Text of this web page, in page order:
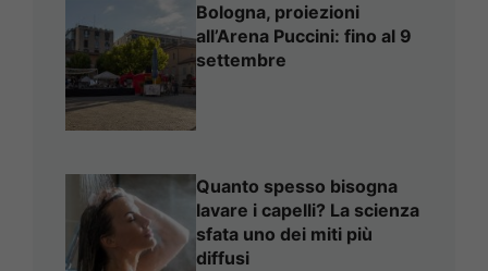
Bologna, proiezioni
all’Arena Puccini: fino al 9
settembre
Quanto spesso bisogna
lavare i capelli? La scienza
sfata uno dei miti più
diffusi